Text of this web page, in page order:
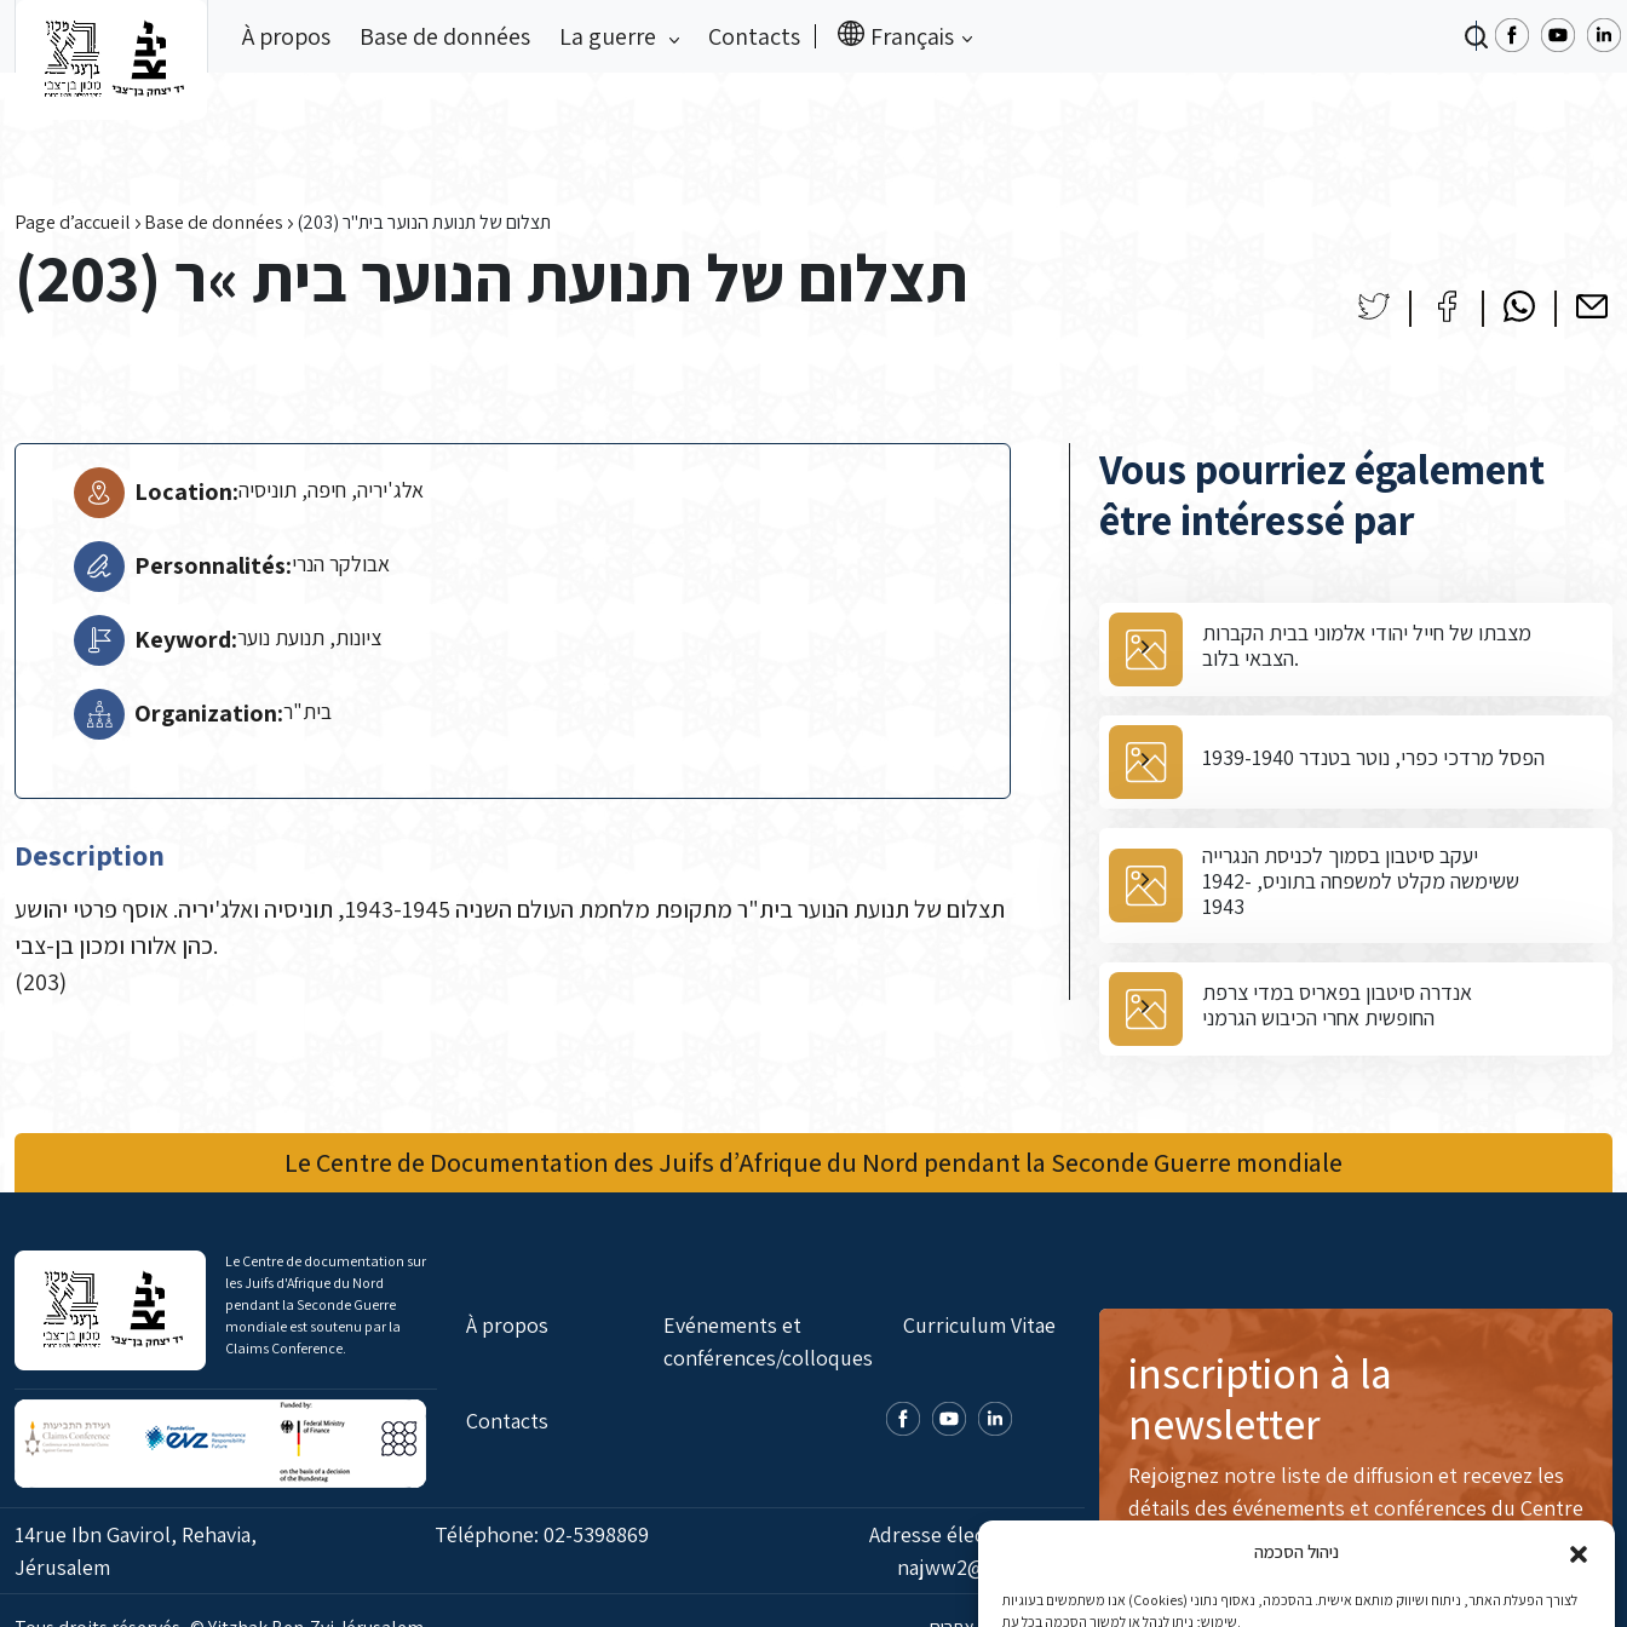
ניהול הסכמה
אנו משתמשים בעוגיות (Cookies) לצורך הפעלת האתר, ניתוח ושיווק מותאם אישית. בהסכמה, נאסוף נתוני
שימוש; ניתן לנהל או למשוך הסכמה בכל עת.
À propos Base de données La guerre Contacts Français
Page d’accueil Base de données תצלום של תנועת הנוער בית"ר (203)
תצלום של תנועת הנוער בית »ר (203)
Location:אלג'יריה, חיפה, תוניסיה
Personnalités:אבולקר הנרי
Keyword:ציונות, תנועת נוער
Organization:
Description
תצלום של תנועת הנוער בית"ר מתקופת מלחמת העולם השניה 1943-1945, תוניסיה ואלג'יריה. אוסף פרטי יהושע
כהן אלורו ומכון בן-צבי.
(203)
Vous pourriez également
être intéressé par
מצבתו של חייל יהודי אלמוני בבית הקברות
הצבאי בלוב.
הפסל מרדכי כפרי, נוטר בטנדר 1939-1940
יעקב סיטבון בסמוך לכניסת הנגרייה
ששימשה מקלט למשפחה בתוניס, 1942-
1943
אנדרה סיטבון בפאריס במדי צרפת
החופשית אחרי הכיבוש הגרמני
Le Centre de Documentation des Juifs d’Afrique du Nord pendant la Seconde Guerre mondiale
Le Centre de documentation sur
les Juifs d'Afrique du Nord
pendant la Seconde Guerre
mondiale est soutenu par la
Claims Conference.
À propos
Evénements et
conférences/colloques
Curriculum Vitae
Contacts
14rue Ibn Gavirol, Rehavia,
Jérusalem
Téléphone:02-5398869
Adresse électronique:
najww2@ybz.org.il
inscription à la
newsletter
Rejoignez notre liste de diffusion et recevez les
détails des événements et conférences du Centre